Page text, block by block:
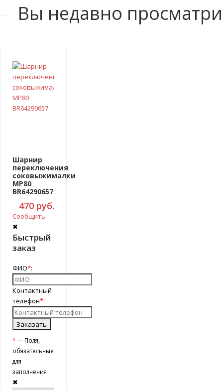
Вы недавно
Шарнир
переключения
соковыжималки
MP80
BR64290657
470 руб.
Сообщить
✖
Быстрый
заказ
ФИО*:
Контактный
телефон*:
*— Поля,
обязательные
для
заполнения
✖